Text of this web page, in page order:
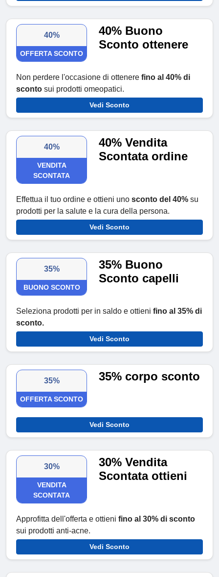
40%
OFFERTA SCONTO
40% Buono
Sconto ottenere
Non perdere l'occasione di ottenere fino al 40% di
sconto sui prodotti omeopatici.
Vedi Sconto
40%
VENDITA
SCONTATA
40% Vendita
Scontata ordine
Effettua il tuo ordine e ottieni uno sconto del 40% su
prodotti per la salute e la cura della persona.
Vedi Sconto
35%
BUONO SCONTO
35% Buono
Sconto capelli
Seleziona prodotti per in saldo e ottieni fino al 35% di
sconto.
Vedi Sconto
35%
OFFERTA SCONTO
35% corpo sconto
Vedi Sconto
30%
VENDITA
SCONTATA
30% Vendita
Scontata ottieni
Approfitta dell'offerta e ottieni fino al 30% di sconto
sui prodotti anti-acne.
Vedi Sconto